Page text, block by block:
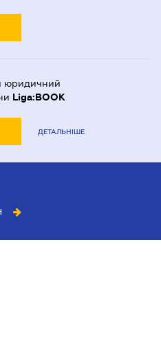
юридичний
Liga:BOOK
ДЕТАЛЬНІШЕ